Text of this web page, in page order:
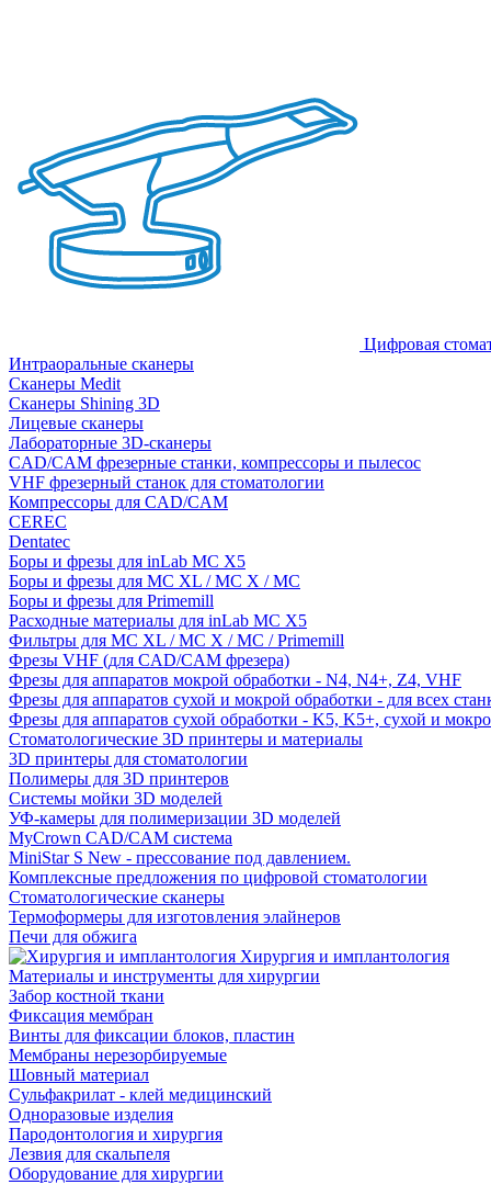
Цифровая
Интраоральные сканеры
Сканеры Medit
Сканеры Shining 3D
Лицевые сканеры
Лабораторные 3D-сканеры
CAD/CAM фрезерные станки, компрессоры и пылесос
VHF фрезерный станок для стоматологии
Компрессоры для CAD/CAM
CEREC
Dentatec
Боры и фрезы для inLab MC X5
Боры и фрезы для MC XL / MC X / MC
Боры и фрезы для Primemill
Расходные материалы для inLab MC X5
Фильтры для MC XL / MC X / MC / Primemill
Фрезы VHF (для CAD/CAM фрезера)
Фрезы для аппаратов мокрой обработки - N4, N4+, Z4, VHF
Фрезы для аппаратов сухой и мокрой обработки - для всех
Фрезы для аппаратов сухой обработки - K5, K5+, сухой и
Стоматологические 3D принтеры и материалы
3D принтеры для стоматологии
Полимеры для 3D принтеров
Системы мойки 3D моделей
УФ-камеры для полимеризации 3D моделей
MyCrown CAD/CAM система
MiniStar S New - прессование под давлением.
Комплексные предложения по цифровой стоматологии
Стоматологические сканеры
Термоформеры для изготовления элайнеров
Печи для обжига
Хирургия и имплантология
Материалы и инструменты для хирургии
Забор костной ткани
Фиксация мембран
Винты для фиксации блоков, пластин
Мембраны нерезорбируемые
Шовный материал
Сульфакрилат - клей медицинский
Одноразовые изделия
Пародонтология и хирургия
Лезвия для скальпеля
Оборудование для хирургии